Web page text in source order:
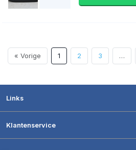
« Vorige 1 2 3 …
Links
Klantenservice